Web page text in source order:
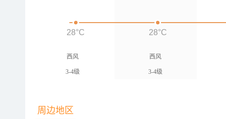
西风
3-4级
西风
3-4级
28°C 28°C
周边地区